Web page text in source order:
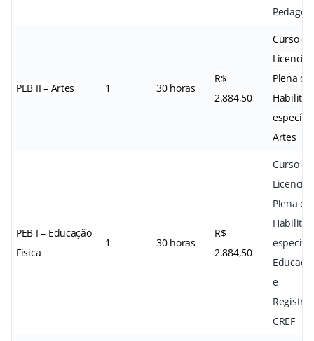
PEB II – Artes 1 30 horas
R$
2.884,50
Curso de
Plena
Artes
PEB I – Educação
Física
1 30 horas
R$
2.884,50
Curso de
Plena
e
Registro
CREF